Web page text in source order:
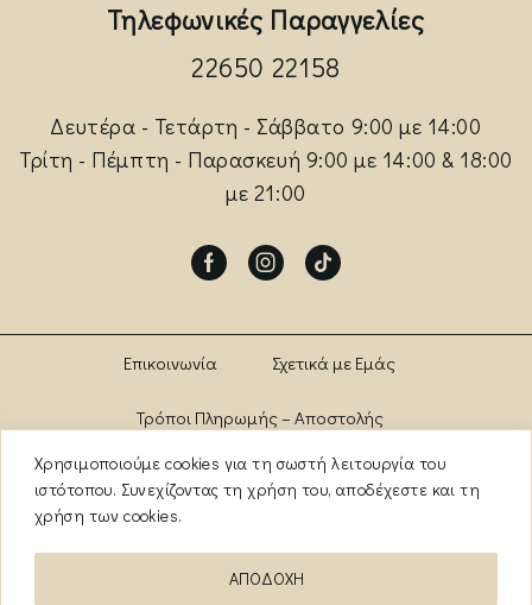
Χρησιμοποιούμε cookies για τη σωστή λειτουργία του
ιστότοπου. Συνεχίζοντας τη χρήση του, αποδέχεστε και τη
χρήση των cookies.
ΑΠΟΔΟΧΗ
Τηλεφωνικές Παραγγελίες
22650 22158
Δευτέρα - Τετάρτη - Σάββατο 9:00 με 14:00
Τρίτη - Πέμπτη - Παρασκευή 9:00 με 14:00 & 18:00
με 21:00
FacebookInstagram
Tik-
Επικοινωνία Σχετικά με Εμάς
Τρόποι Πληρωμής – Αποστολής
Πολιτική Αλλαγών – Επιστροφών Brands
Όροι Χρήσης
ΑΡ. ΓΕΜΗ: 13841956000